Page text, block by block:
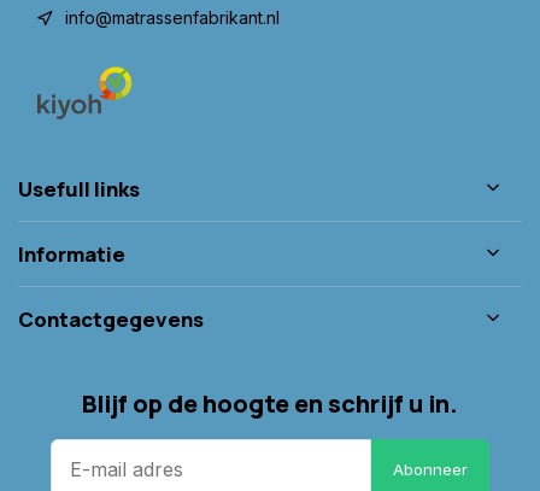
info@matrassenfabrikant.nl
Usefull links
Informatie
Contactgegevens
Blijf op de hoogte en schrijf u in.
Abonneer